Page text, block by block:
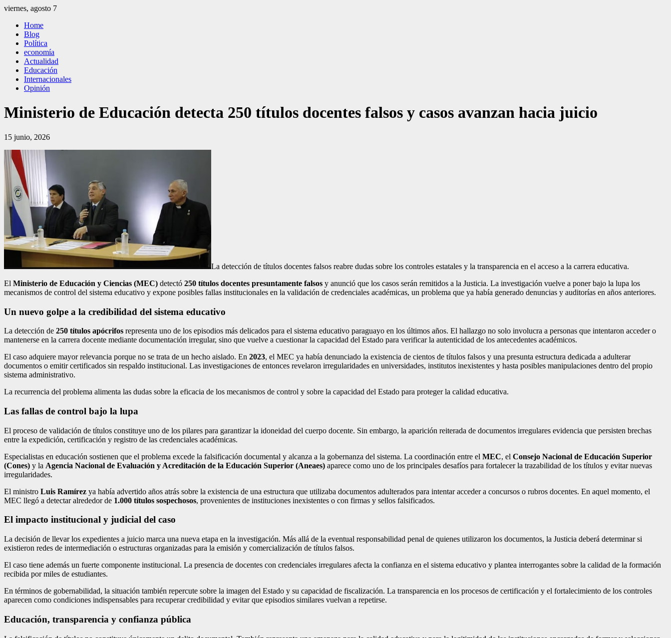
Saltar
contenido
viernes, agosto 7
El Independiente
El independiente Libre y Transparente
Home
Blog
Política
economía
Actualidad
Educación
Internacionales
Opinión
Ministerio de Educación detecta 250 títulos docentes falsos y casos avanzan hacia juicio
15 junio, 2026
La detección de títulos docentes falsos reabre dudas sobre los controles estatales y la transparencia en el acceso a la carrera educativa.
El Ministerio de Educación y Ciencias (MEC) detectó 250 títulos docentes presuntamente falsos y anunció que los casos serán remitidos a la Justicia. La investigación vuelve a poner bajo la lupa los
mecanismos de control del sistema educativo y expone posibles fallas institucionales en la validación de credenciales académicas, un problema que ya había generado denuncias y auditorías en años anteriores.
Un nuevo golpe a la credibilidad del sistema educativo
La detección de 250 títulos apócrifos representa uno de los episodios más delicados para el sistema educativo paraguayo en los últimos años. El hallazgo no solo involucra a personas que intentaron acceder o
mantenerse en la carrera docente mediante documentación irregular, sino que vuelve a cuestionar la capacidad del Estado para verificar la autenticidad de los antecedentes académicos.
El caso adquiere mayor relevancia porque no se trata de un hecho aislado. En 2023, el MEC ya había denunciado la existencia de cientos de títulos falsos y una presunta estructura dedicada a adulterar
documentos o emitir certificados sin respaldo institucional. Las investigaciones de entonces revelaron irregularidades en universidades, institutos inexistentes y hasta posibles manipulaciones dentro del propio
sistema administrativo.
La recurrencia del problema alimenta las dudas sobre la eficacia de los mecanismos de control y sobre la capacidad del Estado para proteger la calidad educativa.
Las fallas de control bajo la lupa
El proceso de validación de títulos constituye uno de los pilares para garantizar la idoneidad del cuerpo docente. Sin embargo, la aparición reiterada de documentos irregulares evidencia que persisten brechas
entre la expedición, certificación y registro de las credenciales académicas.
Especialistas en educación sostienen que el problema excede la falsificación documental y alcanza a la gobernanza del sistema. La coordinación entre el MEC, el Consejo Nacional de Educación Superior
(Cones) y la Agencia Nacional de Evaluación y Acreditación de la Educación Superior (Aneaes) aparece como uno de los principales desafíos para fortalecer la trazabilidad de los títulos y evitar nuevas
irregularidades.
El ministro Luis Ramírez ya había advertido años atrás sobre la existencia de una estructura que utilizaba documentos adulterados para intentar acceder a concursos o rubros docentes. En aquel momento, el
MEC llegó a detectar alrededor de 1.000 títulos sospechosos, provenientes de instituciones inexistentes o con firmas y sellos falsificados.
El impacto institucional y judicial del caso
La decisión de llevar los expedientes a juicio marca una nueva etapa en la investigación. Más allá de la eventual responsabilidad penal de quienes utilizaron los documentos, la Justicia deberá determinar si
existieron redes de intermediación o estructuras organizadas para la emisión y comercialización de títulos falsos.
El caso tiene además un fuerte componente institucional. La presencia de docentes con credenciales irregulares afecta la confianza en el sistema educativo y plantea interrogantes sobre la calidad de la formación
recibida por miles de estudiantes.
En términos de gobernabilidad, la situación también repercute sobre la imagen del Estado y su capacidad de fiscalización. La transparencia en los procesos de certificación y el fortalecimiento de los controles
aparecen como condiciones indispensables para recuperar credibilidad y evitar que episodios similares vuelvan a repetirse.
Educación, transparencia y confianza pública